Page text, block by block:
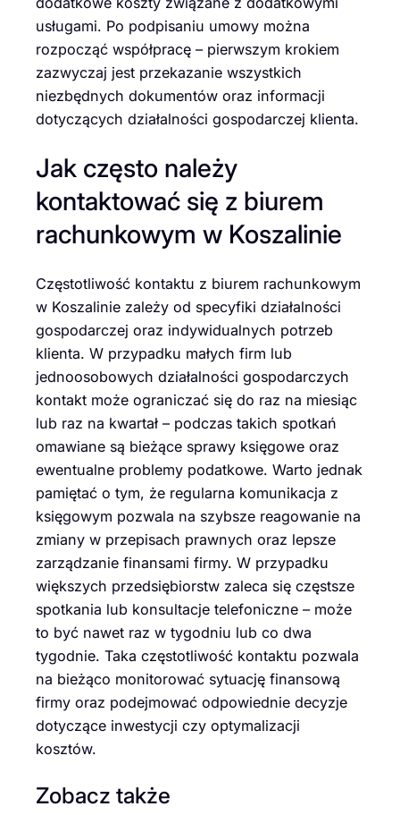
usługami. Po podpisaniu umowy można
rozpocząć współpracę – pierwszym krokiem
zazwyczaj jest przekazanie wszystkich
niezbędnych dokumentów oraz informacji
dotyczących działalności gospodarczej klienta.
Jak często należy
kontaktować się z biurem
rachunkowym w Koszalinie
Częstotliwość kontaktu z biurem rachunkowym
w Koszalinie zależy od specyfiki działalności
gospodarczej oraz indywidualnych potrzeb
klienta. W przypadku małych firm lub
jednoosobowych działalności gospodarczych
kontakt może ograniczać się do raz na miesiąc
lub raz na kwartał – podczas takich spotkań
omawiane są bieżące sprawy księgowe oraz
ewentualne problemy podatkowe. Warto jednak
pamiętać o tym, że regularna komunikacja z
księgowym pozwala na szybsze reagowanie na
zmiany w przepisach prawnych oraz lepsze
zarządzanie finansami firmy. W przypadku
większych przedsiębiorstw zaleca się częstsze
spotkania lub konsultacje telefoniczne – może
to być nawet raz w tygodniu lub co dwa
tygodnie. Taka częstotliwość kontaktu pozwala
na bieżąco monitorować sytuację finansową
firmy oraz podejmować odpowiednie decyzje
dotyczące inwestycji czy optymalizacji
kosztów.
Zobacz także